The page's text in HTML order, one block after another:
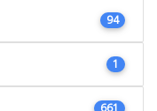
94
1
661